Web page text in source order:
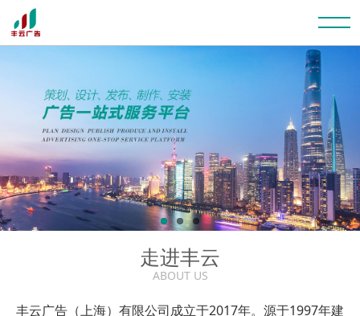
走进丰云
ABOUT US
丰云广告（上海）有限公司成立于2017年。源于1997年建